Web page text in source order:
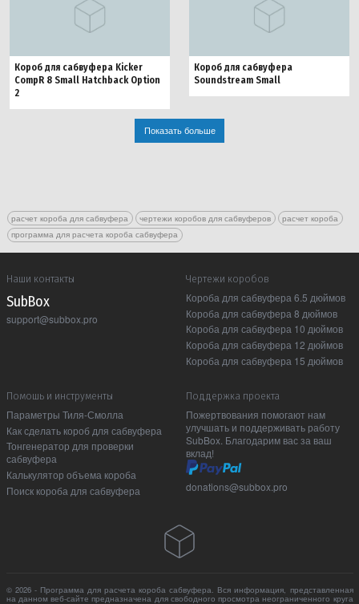
Короб для сабвуфера Kicker
CompR 8 Small Hatchback Option
2
Короб для сабвуфера
Soundstream Small
Показать больше
расчет короба для сабвуфера чертежи коробов для сабвуферов
расчет короба
программа для расчета короба сабвуфера
Наши контакты
Sub Box
support@subbox.pro
Чертежи коробов
Короба для сабвуфера 6.5 дюймов
Короба для сабвуфера 8 дюймов
Короба для сабвуфера 10 дюймов
Короба для сабвуфера 12 дюймов
Короба для сабвуфера 15 дюймов
Помошь и инструменты
Параметры Тиля-Смолла
Как сделать короб для сабвуфера
Тонгенератор для проверки
сабвуфера
Калькулятор объема короба
Поиск короба для сабвуфера
Поддержка проекта
Пожертвования помогают нам
улучшать и поддерживать работу
SubBox. Благодарим вас за ваш
вклад!
donations@subbox.pro
© 2026 - Программа для расчета короба сабвуфера. Вся информация, представленная
на данном веб-сайте предназначена для свободного просмотра неограниченного круга